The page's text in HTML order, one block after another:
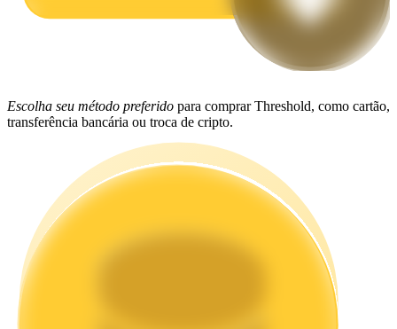
Altos retornos e acesso instantâneo
Escolha seu método preferido para comprar Threshold, como cartão,
transferência bancária ou troca de cripto.